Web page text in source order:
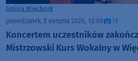
Gmina Więcbork
poniedziałek, 3 sierpnia 2026, 10:09 19
Koncertem uczestników
Mistrzowski Kurs Wokalny w